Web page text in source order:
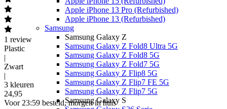
Apple iPhone 13 Pro (Refurbished)
Apple iPhone 13 (Refurbished)
Samsung
Samsung Galaxy Z
Samsung Galaxy Z Fold8 Ultra 5G
Samsung Galaxy Z Fold8 5G
Samsung Galaxy Z Fold7 5G
Samsung Galaxy Z Flip8 5G
Samsung Galaxy Z Flip7 FE 5G
Samsung Galaxy Z Flip7 5G
Samsung Galaxy S
1 review
Plastic
|
Zwart
|
3 kleuren
24,95
Voor 23:59 besteld, morgen in huis